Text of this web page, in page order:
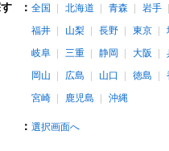
： 全国 北海道 青森 岩手
福井
山梨 長野 東京
岐阜
三重 静岡 大阪
岡山
広島 山口 徳島
宮崎
鹿児島 沖縄
： 選択画面へ